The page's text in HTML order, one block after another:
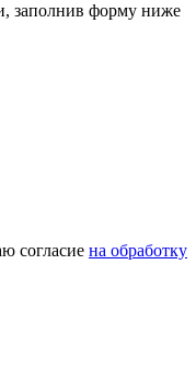
заполнив форму ниже
согласие на обработку